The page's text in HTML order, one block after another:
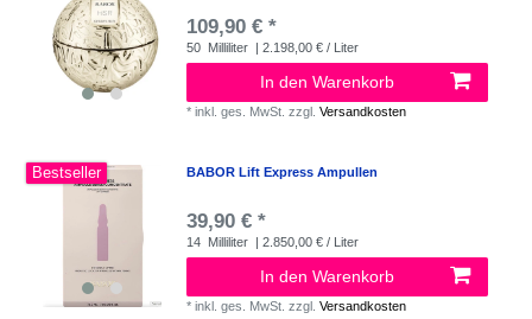
109,90 € *
50 Milliliter | 2.198,00 € / Liter
In den Warenkorb
*inkl. ges. MwSt. zzgl.Versandkosten
Bestseller BABOR Lift Express Ampullen
39,90 € *
14 Milliliter | 2.850,00 € / Liter
In den Warenkorb
*inkl. ges. MwSt. zzgl.Versandkosten